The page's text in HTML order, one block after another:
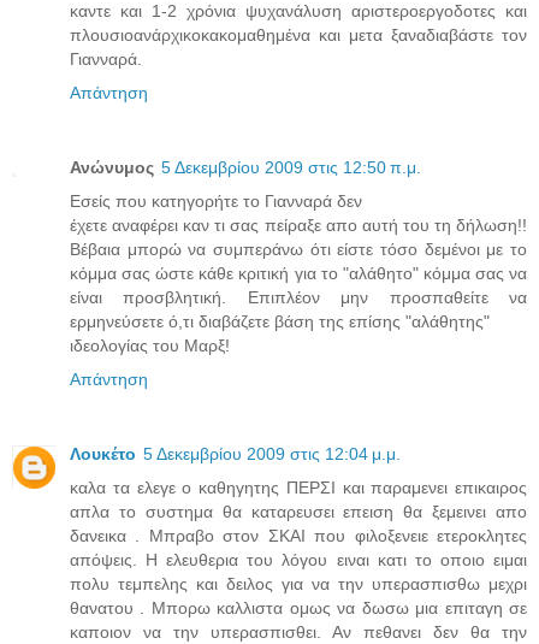
καντε και 1-2 χρόνια ψυχανάλυση αριστεροεργοδοτες και
πλουσιοανάρχικοκακομαθημένα και μετα ξαναδιαβάστε τον
Γιανναρά.
Απάντηση
Ανώνυμος 5 Δεκεμβρίου 2009 στις 12:50 π.μ.
Εσείς που κατηγορήτε το Γιανναρά δεν
έχετε αναφέρει καν τι σας πείραξε απο αυτή του τη δήλωση!!
Βέβαια μπορώ να συμπεράνω ότι είστε τόσο δεμένοι με το
κόμμα σας ώστε κάθε κριτική για το "αλάθητο" κόμμα σας να
είναι προσβλητική. Επιπλέον μην προσπαθείτε να
ερμηνεύσετε ό,τι διαβάζετε βάση της επίσης "αλάθητης"
ιδεολογίας του Μαρξ!
Απάντηση
Λουκέτο 5 Δεκεμβρίου 2009 στις 12:04 μ.μ.
καλα τα ελεγε ο καθηγητης ΠΕΡΣΙ και παραμενει επικαιρος
απλα το συστημα θα καταρευσει επειση θα ξεμεινει απο
δανεικα . Μπραβο στον ΣΚΑΙ που φιλοξενειε ετεροκλητες
απόψεις. Η ελευθερια του λόγου ειναι κατι το οποιο ειμαι
πολυ τεμπελης και δειλος για να την υπερασπισθω μεχρι
θανατου . Μπορω καλλιστα ομως να δωσω μια επιταγη σε
καποιον να την υπερασπισθει. Αν πεθανει δεν θα την